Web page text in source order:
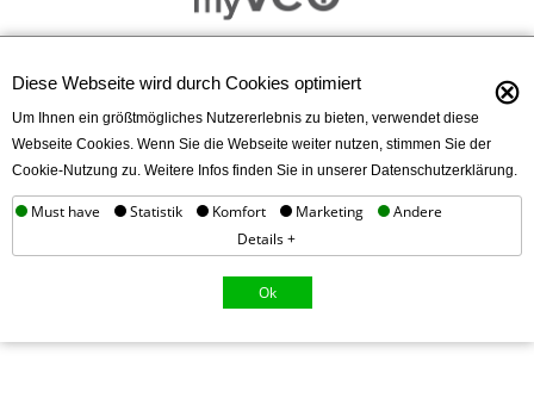
Diese Webseite wird durch Cookies optimiert ⊗
Um Ihnen ein größtmögliches Nutzererlebnis zu bieten, verwendet diese
Webseite Cookies. Wenn Sie die Webseite weiter nutzen, stimmen Sie der
Cookie-Nutzung zu. Weitere Infos finden Sie in unserer Datenschutzerklärung.
Must have Statistik Komfort Marketing
Andere
Details +
Ok